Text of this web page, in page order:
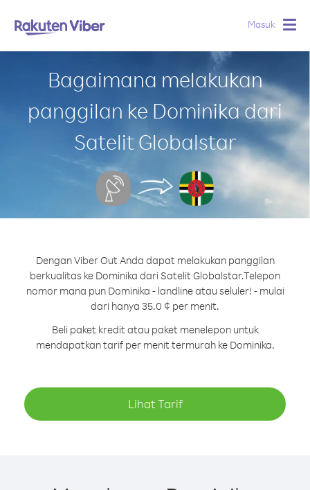
Masuk
Bagaimana melakukan
panggilan ke Dominika dari
Satelit Globalstar
Dengan Viber Out Anda dapat melakukan panggilan
berkualitas ke Dominika dari Satelit Globalstar.Telepon
nomor mana pun Dominika - landline atau seluler! - mulai
dari hanya 35.0 ¢ per menit.
Beli paket kredit atau paket menelepon untuk
mendapatkan tarif per menit termurah ke Dominika.
Lihat Tarif